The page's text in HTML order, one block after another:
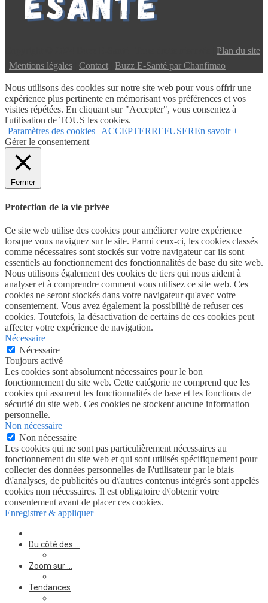
Plan du site
Mentions légales Contact Buzz E-Santé par Chanfimao
Nous utilisons des cookies sur notre site web pour vous offrir une
expérience plus pertinente en mémorisant vos préférences et vos
visites répétées. En cliquant sur "Accepter", vous consentez à
l'utilisation de TOUS les cookies.
Paramètres des cookies ACCEPTERREFUSEREn savoir +
Gérer le consentement
Fermer
Protection de la vie privée
Ce site web utilise des cookies pour améliorer votre expérience
lorsque vous naviguez sur le site. Parmi ceux-ci, les cookies classés
comme nécessaires sont stockés sur votre navigateur car ils sont
essentiels au fonctionnement des fonctionnalités de base du site web.
Nous utilisons également des cookies de tiers qui nous aident à
analyser et à comprendre comment vous utilisez ce site web. Ces
cookies ne seront stockés dans votre navigateur qu'avec votre
consentement. Vous avez également la possibilité de refuser ces
cookies. Toutefois, la désactivation de certains de ces cookies peut
affecter votre expérience de navigation.
Nécessaire
Nécessaire
Toujours activé
Les cookies sont absolument nécessaires pour le bon
fonctionnement du site web. Cette catégorie ne comprend que les
cookies qui assurent les fonctionnalités de base et les fonctions de
sécurité du site web. Ces cookies ne stockent aucune information
personnelle.
Non nécessaire
Non nécessaire
Les cookies qui ne sont pas particulièrement nécessaires au
fonctionnement du site web et qui sont utilisés spécifiquement pour
collecter des données personnelles de l\'utilisateur par le biais
d\'analyses, de publicités ou d\'autres contenus intégrés sont appelés
cookies non nécessaires. Il est obligatoire d\'obtenir votre
consentement avant de placer ces cookies.
Enregistrer & appliquer
Du côté des …
Zoom sur …
Tendances